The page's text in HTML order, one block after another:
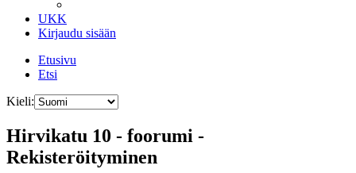
UKK
Kirjaudu sisään
Etusivu
Etsi
Kieli:
Hirvikatu 10 - foorumi -
Rekisteröityminen